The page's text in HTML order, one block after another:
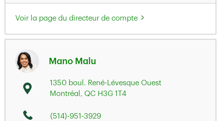
Voir la page du directeur de compte
Mano Malu
1350 boul. René-Lévesque Ouest
Montréal , QC H3G 1T4
(514)-951-3929